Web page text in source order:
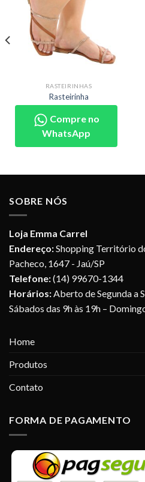
RASTEIRINHAS
Rasteirinha
Compre no
WhatsApp
SOBRE NÓS
Loja Emma Carrel
Endereço:Shopping Território
Pacheco, 1647 - Jaú/SP
Telefone:(14) 99670-1344
Horários:Aberto de Segunda a
Sábados das 9h às 19h –
Home
Produtos
Contato
FORMA DE PAGAMENTO